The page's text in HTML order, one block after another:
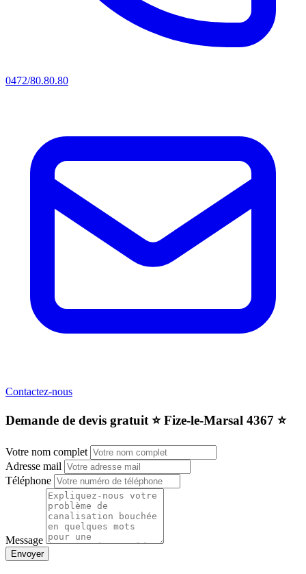
0472/80.80.80
Contactez-nous
Demande de devis gratuit ⭐️ Fize-le-Marsal 4367 ⭐️
Votre nom complet
Adresse mail
Téléphone
Message
Envoyer